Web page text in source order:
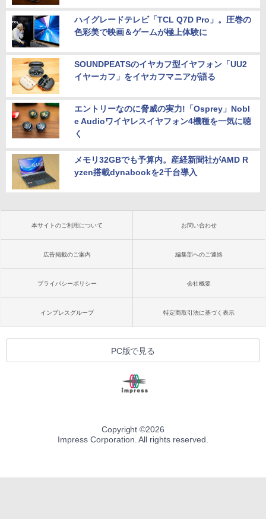
ハイグレードテレビ「TCL Q7D Pro」。圧巻の
色彩美で映画＆ゲームが極上体験に
SOUNDPEATSのイヤカフ型イヤフォン「UU2
イヤーカフ」をイヤカフマニアが語る
エントリーなのに脅威の実力!「Osprey」Nobl
e Audioワイヤレスイヤフォン4機種を一気に聴
く
メモリ32GBでも予算内。産経新聞社がAMD R
yzen搭載dynabookを2千台導入
本サイトのご利用について お問い合わせ
広告掲載のご案内 編集部へのご連絡
プライバシーポリシー 会社概要
インプレスグループ 特定商取引法に基づく表示
PC版で見る
Copyright ©2026
Impress Corporation. All rights reserved.